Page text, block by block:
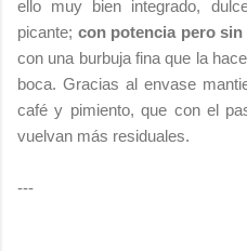
ello muy bien integrado,
picante; con potencia pero sin
con una burbuja fina que la
boca. Gracias al envase
café y pimiento, que con el
vuelvan más residuales.
---